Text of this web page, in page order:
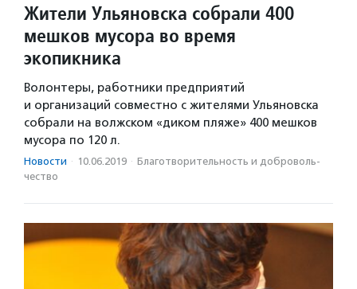
Жители Ульяновска собрали 400
мешков мусора во время
экопикника
Волонтеры, работники предприятий
и организаций совместно с жителями Ульяновска
собрали на волжском «диком пляже» 400 мешков
мусора по 120 л.
Новости · 10.06.2019 · Благотвори­тель­ность и доброволь­
чест­во